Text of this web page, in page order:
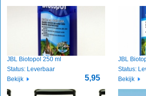
JBL Biotopol 250 ml
5,95
Status: Leverbaar
Bekijk
JBL
Status:
Bekijk